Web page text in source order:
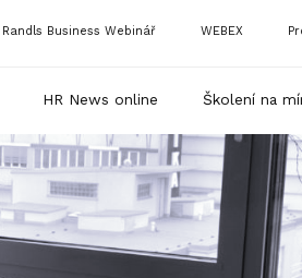
Randls Business Webinář WEBEX
HR News online Školení na